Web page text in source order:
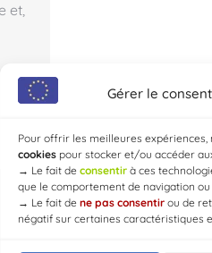
Gérer le
Pour offrir les meilleures
cookies pour stocker et/ou accéder
→ Le fait de consentir à ces
que le comportement de navigation
→ Le fait de ne pas consentir ou de
négatif sur certaines caractéristiques
et,